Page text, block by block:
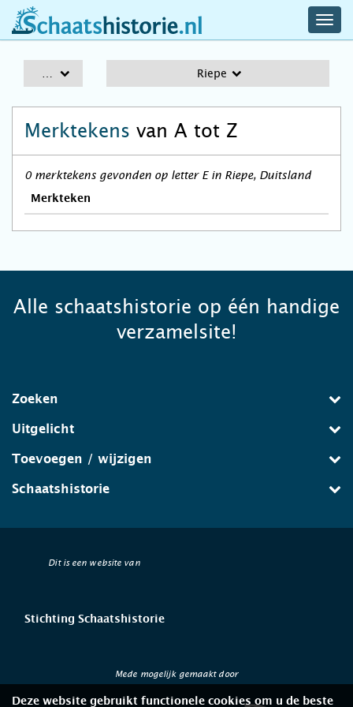
schaatshistorie.nl
Riepe
Merktekens van A tot Z
0 merktekens gevonden op letter E in Riepe, Duitsland
Merkteken
Alle schaatshistorie op één handige
verzamelsite!
Zoeken
Uitgelicht
Toevoegen / wijzigen
Schaatshistorie
Dit is een website van
Stichting Schaatshistorie
Mede mogelijk gemaakt door
Deze website gebruikt functionele cookies om u de beste